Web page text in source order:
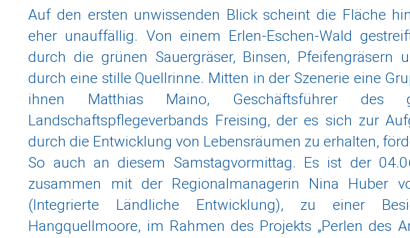
Auf den ersten unwissenden Blick scheint die Fläche
eher unauffällig. Von einem Erlen-Eschen-Wald
durch die grünen Sauergräser, Binsen, Pfeifengräsern
durch eine stille Quellrinne. Mitten in der Szenerie eine
ihnen Matthias Maino, Geschäftsführer des
Landschaftspflegeverbands Freising, der es sich zur
durch die Entwicklung von Lebensräumen zu erhalten,
So auch an diesem Samstagvormittag. Es ist der
zusammen mit der Regionalmanagerin Nina Huber
(Integrierte Ländliche Entwicklung), zu einer
Hangquellmoore, im Rahmen des Projekts „Perlen des